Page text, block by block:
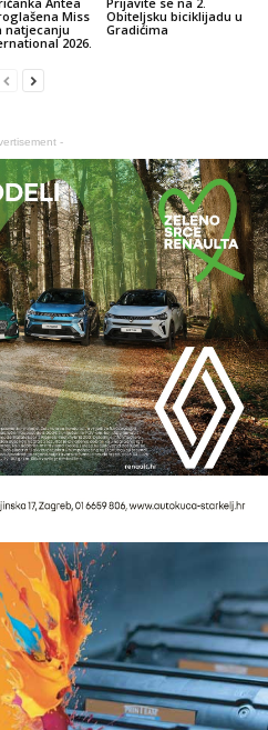
Miss
natjecanju
2026.
Obiteljsku biciklijadu u
Gradićima
-